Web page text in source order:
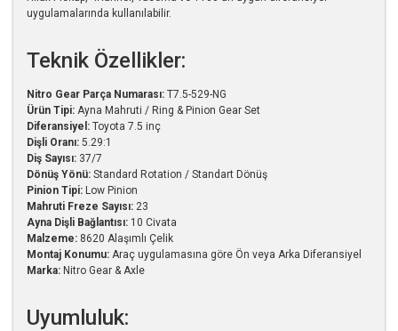
uygulamalarında kullanılabilir.
Teknik Özellikler:
Nitro Gear Parça Numarası: T7.5-529-NG
Ürün Tipi: Ayna Mahruti / Ring & Pinion Gear Set
Diferansiyel: Toyota 7.5 inç
Dişli Oranı: 5.29:1
Diş Sayısı: 37/7
Dönüş Yönü: Standard Rotation / Standart Dönüş
Pinion Tipi: Low Pinion
Mahruti Freze Sayısı: 23
Ayna Dişli Bağlantısı: 10 Civata
Malzeme: 8620 Alaşımlı Çelik
Montaj Konumu: Araç uygulamasına göre Ön veya Arka Diferansiyel
Marka: Nitro Gear & Axle
Uyumluluk: